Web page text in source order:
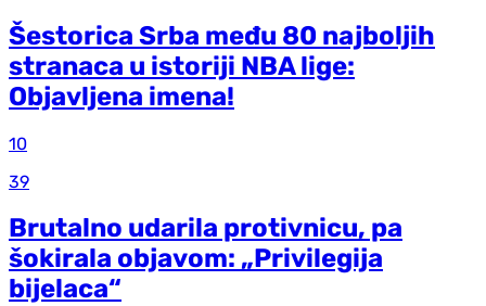
Šestorica Srba među 80 najboljih
stranaca u istoriji NBA lige:
Objavljena imena!
10
39
Brutalno udarila protivnicu, pa
šokirala objavom: „Privilegija
bijelaca“